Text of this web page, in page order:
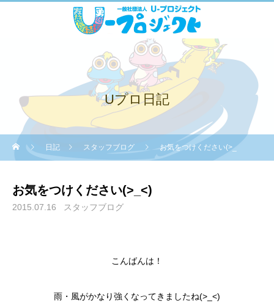
Uプロ日記
日記 スタッフブログ お気をつけください(>_
お気をつけください(>_<)
2015.07.16 スタッフブログ
こんばんは！
雨・風がかなり強くなってきましたね(>_<)